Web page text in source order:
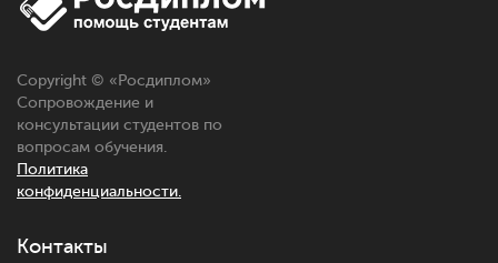
Copyright © « Росдиплом»
Сопровождение и
консультации студентов по
вопросам обучения.
Политика
конфиденциальности.
Контакты